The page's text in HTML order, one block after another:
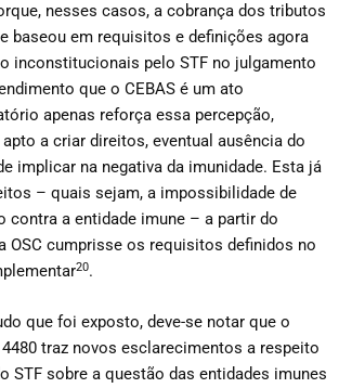
nesses casos, a cobrança dos tributos
baseou em requisitos e definições agora
inconstitucionais pelo STF no julgamento
que o CEBAS é um ato
apenas reforça essa percepção,
a criar direitos, eventual ausência do
implicar na negativa da imunidade. Esta já
– quais sejam, a impossibilidade de
contra a entidade imune – a partir do
OSC cumprisse os requisitos definidos no
20.
que foi exposto, deve-se notar que o
traz novos esclarecimentos a respeito
STF sobre a questão das entidades imunes